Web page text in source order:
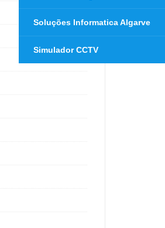
Soluções Informatica Algarve
Simulador CCTV